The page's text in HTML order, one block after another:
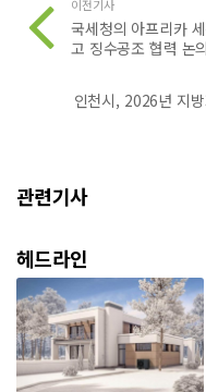
이전기사
국세청의 아프리카
고 징수공조 협력 논의
인천시, 2026년 지
관련기사
헤드라인